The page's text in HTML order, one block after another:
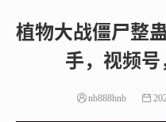
植物大战僵尸整
手，视频
nb888hnb